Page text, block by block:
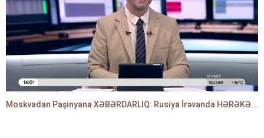
Moskvadan Paşinyana XƏBƏRDARLIQ: Rusiya İrəvanda HƏRƏKƏTƏ KEÇDİ - TAMİLLA QULAMİ danışır